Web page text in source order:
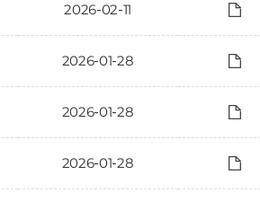
2026-02-11
2026-01-28
2026-01-28
2026-01-28